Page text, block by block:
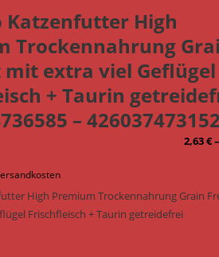
Katzenfutter High
Trockennahrung
mit extra viel Geflügel
+ Taurin
–
2,63€
High Premium Trockennahrung Grain
Frischfleisch + Taurin getreidefrei